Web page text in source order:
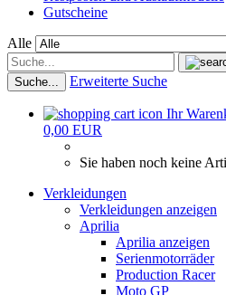
Gutscheine
Alle
Suche... Erweiterte Suche
Ihr
0,00 EUR
Sie haben noch keine
Verkleidungen
Verkleidungen anzeigen
Aprilia
Aprilia anzeigen
Serienmotorräder
Production Racer
Moto GP